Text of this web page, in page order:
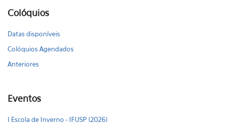
Colóquios
Datas disponíveis
Colóquios Agendados
Anteriores
Eventos
I Escola de Inverno - IFUSP (2026)